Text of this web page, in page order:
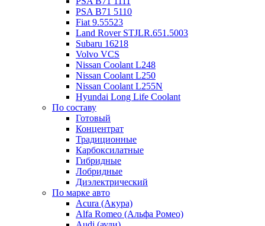
PSA B71 5110
Fiat 9.55523
Land Rover STJLR.651.5003
Subaru 16218
Volvo VCS
Nissan Coolant L248
Nissan Coolant L250
Nissan Coolant L255N
Hyundai Long Life Coolant
По составу
Готовый
Концентрат
Традиционные
Карбоксилатные
Гибридные
Лобридные
Диэлектрический
По марке авто
Acura (Акура)
Alfa Romeo (Альфа Ромео)